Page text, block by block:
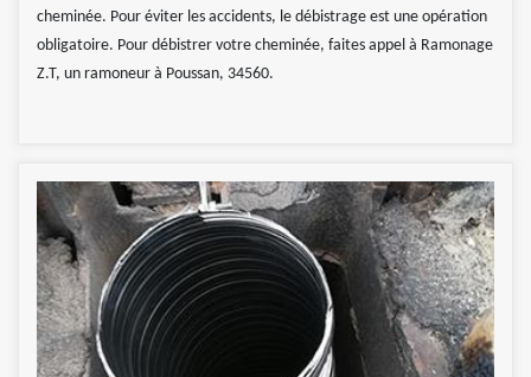
cheminée. Pour éviter les accidents, le débistrage est une opération
obligatoire. Pour débistrer votre cheminée, faites appel à Ramonage
Z.T, un ramoneur à Poussan, 34560.